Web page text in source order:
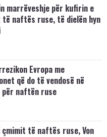
marrëveshje për kufirin e
naftës ruse, të dielën hyn
Evropa me
që do të vendosë në
naftën ruse
të naftës ruse, Von